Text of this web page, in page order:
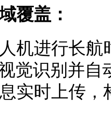
覆盖：
机进行长
觉识别并自
实时上传